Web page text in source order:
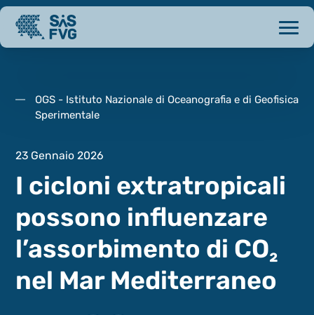
OGS - Istituto Nazionale di Oceanografia e di Geofisica
Sperimentale
23 Gennaio 2026
I cicloni extratropicali
possono influenzare
l’assorbimento di CO₂
nel Mar Mediterraneo